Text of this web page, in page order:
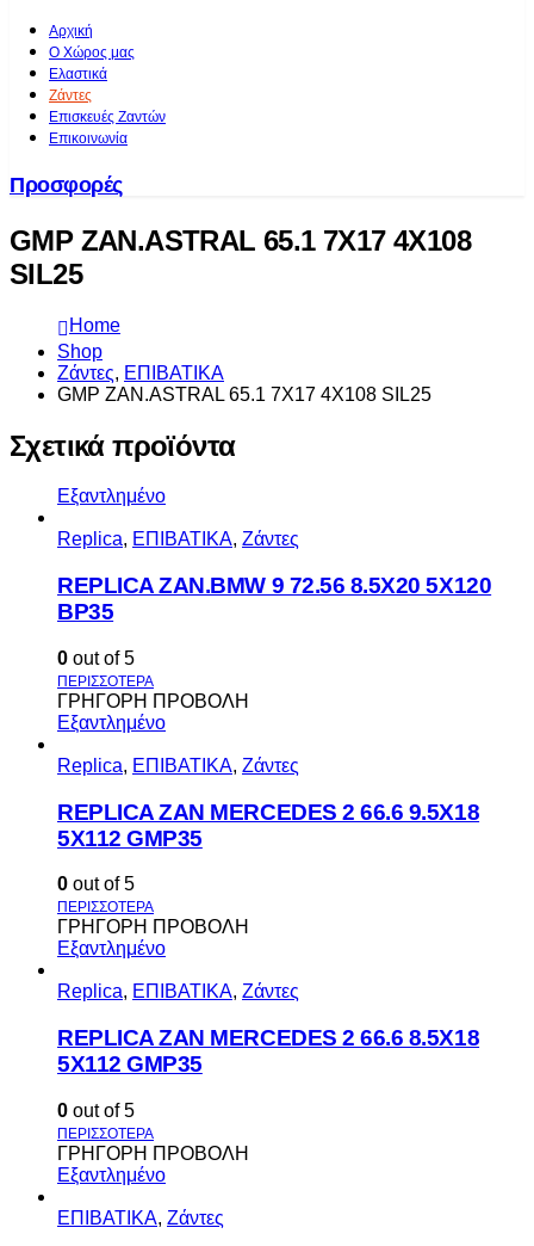
Αρχική
Ο Χώρος μας
Ελαστικά
Ζάντες
Επισκευές Ζαντών
Επικοινωνία
Προσφορές
GMP ZAN.ASTRAL 65.1 7X17 4X108
SIL25
Home
Shop
Ζάντες, ΕΠΙΒΑΤΙΚΑ
GMP ZAN.ASTRAL 65.1 7X17 4X108 SIL25
Σχετικά προϊόντα
Εξαντλημένο
Replica, ΕΠΙΒΑΤΙΚΑ, Ζάντες
REPLICA ZAN.BMW 9 72.56 8.5X20 5X120
BP35
0 out of 5
ΓΡΗΓΟΡΗ ΠΡΟΒΟΛΗ
Εξαντλημένο
Replica, ΕΠΙΒΑΤΙΚΑ, Ζάντες
REPLICA ZAN MERCEDES 2 66.6 9.5X18
5X112 GMP35
0 out of 5
ΓΡΗΓΟΡΗ ΠΡΟΒΟΛΗ
Εξαντλημένο
Replica, ΕΠΙΒΑΤΙΚΑ, Ζάντες
REPLICA ZAN MERCEDES 2 66.6 8.5X18
5X112 GMP35
0 out of 5
ΓΡΗΓΟΡΗ ΠΡΟΒΟΛΗ
Εξαντλημένο
ΕΠΙΒΑΤΙΚΑ, Ζάντες